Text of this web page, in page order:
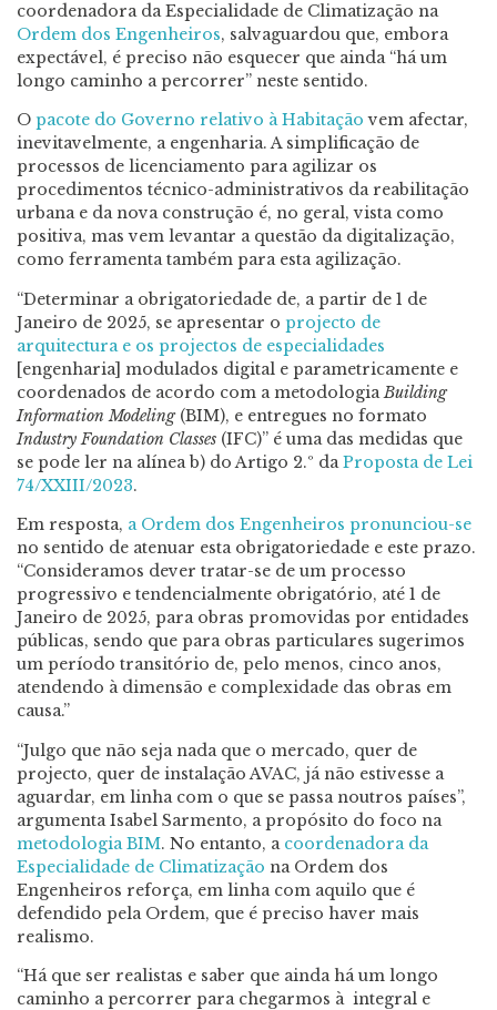
coordenadora da Especialidade de Climatização na
Ordem dos Engenheiros, salvaguardou que, embora
expectável, é preciso não esquecer que ainda “há um
longo caminho a percorrer” neste sentido.
O pacote do Governo relativo à Habitação vem afectar,
inevitavelmente, a engenharia. A simplificação de
processos de licenciamento para agilizar os
procedimentos técnico-administrativos da reabilitação
urbana e da nova construção é, no geral, vista como
positiva, mas vem levantar a questão da digitalização,
como ferramenta também para esta agilização.
“Determinar a obrigatoriedade de, a partir de 1 de
Janeiro de 2025, se apresentar o projecto de
arquitectura e os projectos de especialidades
[engenharia] modulados digital e parametricamente e
coordenados de acordo com a metodologiaBuilding
Information Modeling(BIM), e entregues no formato
Industry Foundation Classes (IFC)” é uma das medidas que
se pode ler na alínea b) do Artigo 2.º daProposta de Lei
74/XXIII/2023.
Em resposta, a Ordem dos Engenheiros pronunciou-se
no sentido de atenuar esta obrigatoriedade e este prazo.
“Consideramos dever tratar-se de um processo
progressivo e tendencialmente obrigatório, até 1 de
Janeiro de 2025, para obras promovidas por entidades
públicas, sendo que para obras particulares sugerimos
um período transitório de, pelo menos, cinco anos,
atendendo à dimensão e complexidade das obras em
causa.”
“Julgo que não seja nada que o mercado, quer de
projecto, quer de instalação AVAC, já não estivesse a
aguardar, em linha com o que se passa noutros países”,
argumenta Isabel Sarmento, a propósito do foco na
metodologia BIM. No entanto, a coordenadora da
Especialidade de Climatização na Ordem dos
Engenheiros reforça, em linha com aquilo que é
defendido pela Ordem, que é preciso haver mais
realismo.
“Há que ser realistas e saber que ainda há um longo
caminho a percorrer para chegarmos à integral e